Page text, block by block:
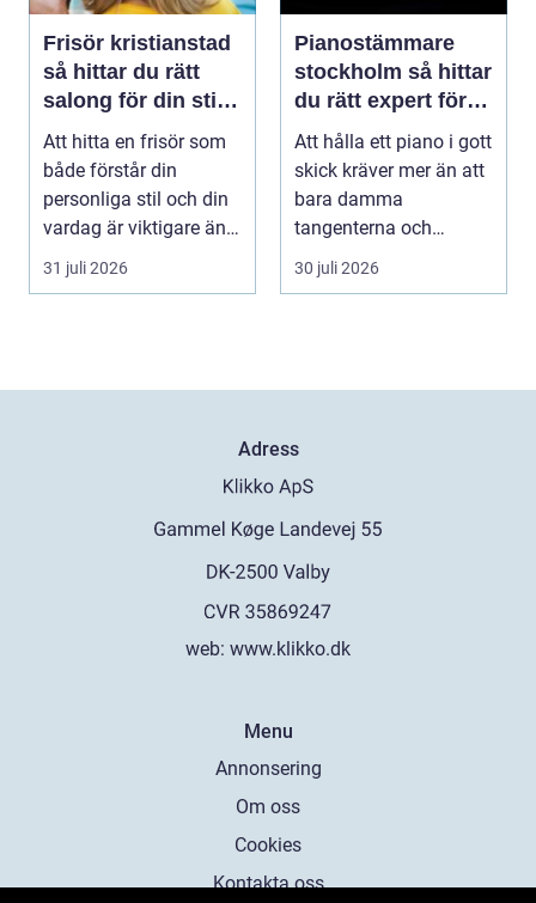
Frisör kristianstad
så hittar du rätt
salong för din stil
och vardag
Att hitta en frisör som
både förstår din
personliga stil och din
vardag är viktigare än
många tror. ...
31 juli 2026
Pianostämmare
stockholm så hittar
du rätt expert för
ditt piano
Att hålla ett piano i gott
skick kräver mer än att
bara damma
tangenterna och
stänga locket försikti...
30 juli 2026
Adress
web: www.klikko.dk
Menu
Annonsering
Om oss
Cookies
Kontakta oss